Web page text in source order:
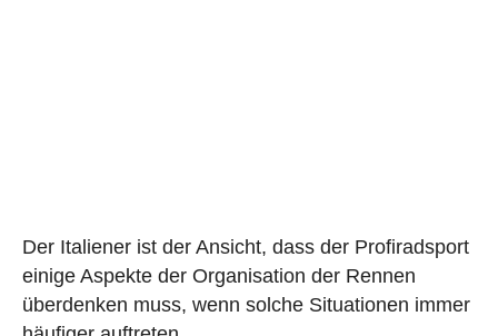
Der Italiener ist der Ansicht, dass der Profiradsport
einige Aspekte der Organisation der Rennen
überdenken muss, wenn solche Situationen immer